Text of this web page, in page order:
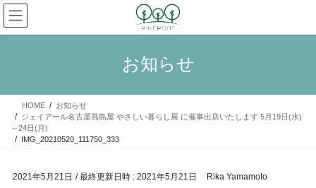
コ
ン
テ
ス
ナ
ビ
ゲ
ン
お知らせ
HOME
お知らせ
ジェイアール名古屋髙島屋 やさしい暮らし展 に催事出店いたします 5月19日(水)
～24日(月)
IMG_20210520_111750_333
2021年5月21日 / 最終更新日時 : 2021年5月21日 Rika Yamamoto